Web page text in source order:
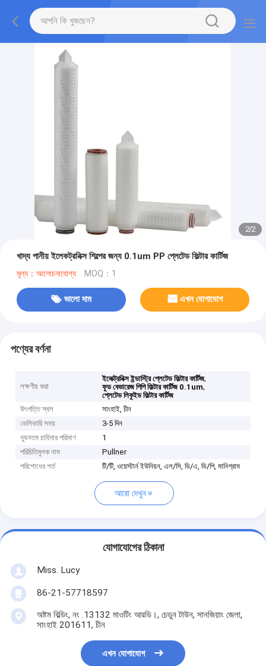
2/2
খাদ্য পানীয় ইলেকট্রনিক্স শিল্পের জন্য 0.1um PP প্লেটেড ফিল্টার কার্টিজ
মূল্য：আলোচনাযোগ্য MOQ：1
ভালো দাম এখন যোগাযোগ
পণ্যের বর্ণনা
লক্ষণীয় করা
ইলেক্ট্রনিক্স ইন্ডাস্ট্রি প্লেটেড ফিল্টার কার্টিজ,
ফুড বেভারেজ পিপি ফিল্টার কার্টিজ 0.1um,
প্লেটেড লিকুইড ফিল্টার কার্টিজ
উৎপত্তি স্থল
সাংহাই, চীন
ডেলিভারি সময়
3-5 দিন
ন্যূনতম চাহিদার পরিমাণ
1
পরিচিতিমুলক নাম
Pullner
পরিশোধের শর্ত
টি/টি, ওয়েস্টার্ন ইউনিয়ন, এল/সি, ডি/এ, ডি/পি, মানিগ্রাম
আরো দেখুন
যোগাযোগের ঠিকানা
Miss. Lucy
86-21-57718597
অষ্টম বিল্ডিং, নং .13132 মাওটিং আরডি।, চেডুন টাউন, সানজিয়াং জেলা,
সাংহাই 201611, চীন
এখন যোগাযোগ